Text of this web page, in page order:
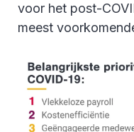
voor het post-
meest